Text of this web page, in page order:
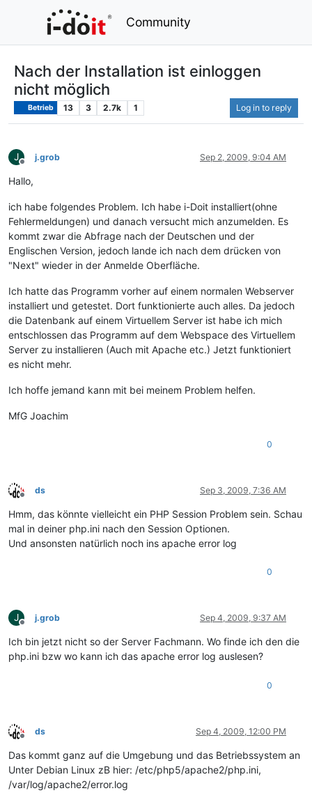
Community
Nach der Installation ist einloggen
nicht möglich
Betrieb 13 3 2.7k 1 Log in to reply
J
Offline
j.grob Sep 2, 2009, 9:04 AM
Hallo,
ich habe folgendes Problem. Ich habe i-Doit installiert(ohne
Fehlermeldungen) und danach versucht mich anzumelden. Es
kommt zwar die Abfrage nach der Deutschen und der
Englischen Version, jedoch lande ich nach dem drücken von
"Next" wieder in der Anmelde Oberfläche.
Ich hatte das Programm vorher auf einem normalen Webserver
installiert und getestet. Dort funktionierte auch alles. Da jedoch
die Datenbank auf einem Virtuellem Server ist habe ich mich
entschlossen das Programm auf dem Webspace des Virtuellem
Server zu installieren (Auch mit Apache etc.) Jetzt funktioniert
es nicht mehr.
Ich hoffe jemand kann mit bei meinem Problem helfen.
MfG Joachim
0
Offline
ds Sep 3, 2009, 7:36 AM
Hmm, das könnte vielleicht ein PHP Session Problem sein. Schau
mal in deiner php.ini nach den Session Optionen.
Und ansonsten natürlich noch ins apache error log
0
J
Offline
j.grob Sep 4, 2009, 9:37 AM
Ich bin jetzt nicht so der Server Fachmann. Wo finde ich den die
php.ini bzw wo kann ich das apache error log auslesen?
0
Offline
ds Sep 4, 2009, 12:00 PM
Das kommt ganz auf die Umgebung und das Betriebssystem an
Unter Debian Linux zB hier: /etc/php5/apache2/php.ini,
/var/log/apache2/error.log